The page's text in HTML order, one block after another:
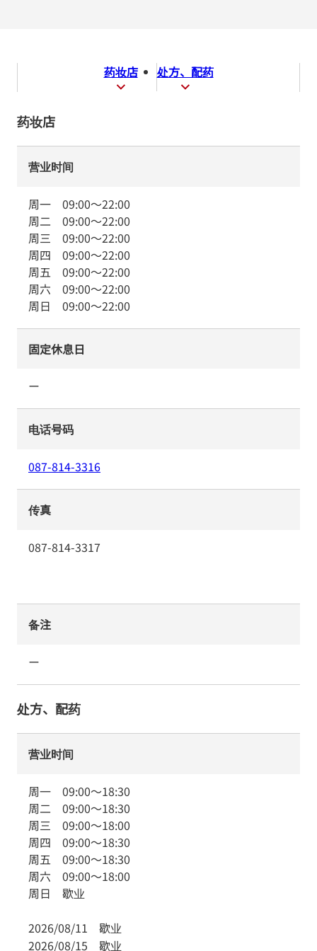
药妆店 处方、配药
药妆店
营业时间
周一 09:00～22:00
周二 09:00～22:00
周三 09:00～22:00
周四 09:00～22:00
周五 09:00～22:00
周六 09:00～22:00
周日 09:00～22:00
固定休息日
ー
电话号码
087-814-3316
传真
087-814-3317
备注
ー
处方、配药
营业时间
周一 09:00～18:30
周二 09:00～18:30
周三 09:00～18:00
周四 09:00～18:30
周五 09:00～18:30
周六 09:00～18:00
周日 歇业
2026/08/11 歇业
2026/08/15 歇业